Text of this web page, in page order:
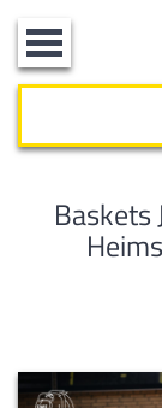
Toggle
navigation
Baskets